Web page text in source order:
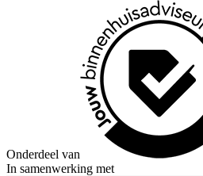
Onderdeel van
In samenwerking met